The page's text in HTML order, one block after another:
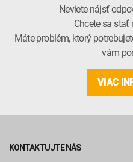
Neviete nájsť
Chcete sa
Máte problém, ktorý
vám
VIAC
KONTAKTUJTE NÁS